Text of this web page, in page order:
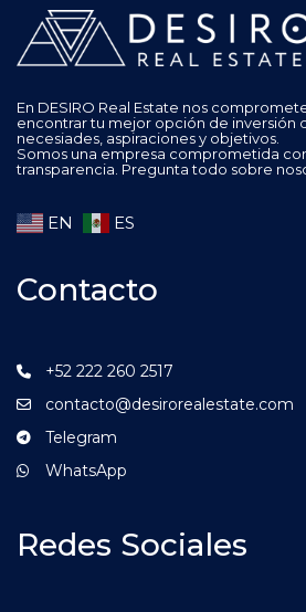
En DESIRO Real Estate nos
encontrar tu mejor opción de inversión
necesiades, aspiraciones y objetivos.
Somos una empresa comprometida
transparencia. Pregunta todo sobre
EN ES
Contacto
+52 222 260 2517
contacto@desirorealestate.com
Telegram
WhatsApp
Redes Sociales